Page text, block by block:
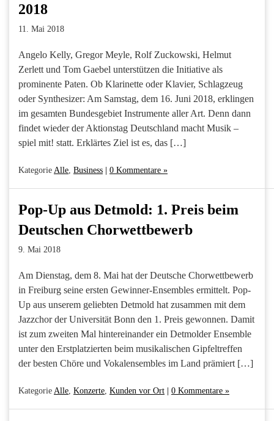
2018
11. Mai 2018
Angelo Kelly, Gregor Meyle, Rolf Zuckowski, Helmut
Zerlett und Tom Gaebel unterstützen die Initiative als
prominente Paten. Ob Klarinette oder Klavier, Schlagzeug
oder Synthesizer: Am Samstag, dem 16. Juni 2018, erklingen
im gesamten Bundesgebiet Instrumente aller Art. Denn dann
findet wieder der Aktionstag Deutschland macht Musik –
spiel mit! statt. Erklärtes Ziel ist es, das […]
Kategorie Alle Business 0 Kommentare »
Pop-Up aus Detmold: 1. Preis beim
Deutschen Chorwettbewerb
9. Mai 2018
Am Dienstag, dem 8. Mai hat der Deutsche Chorwettbewerb
in Freiburg seine ersten Gewinner-Ensembles ermittelt. Pop-
Up aus unserem geliebten Detmold hat zusammen mit dem
Jazzchor der Universität Bonn den 1. Preis gewonnen. Damit
ist zum zweiten Mal hintereinander ein Detmolder Ensemble
unter den Erstplatzierten beim musikalischen Gipfeltreffen
der besten Chöre und Vokalensembles im Land prämiert […]
Kategorie Alle Konzerte Kunden vor Ort 0 Kommentare »